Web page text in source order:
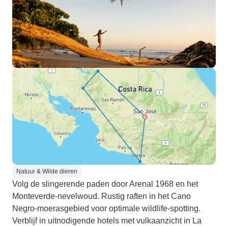
Natuur & Wilde dieren
Volg de slingerende paden door Arenal 1968 en het
Monteverde-nevelwoud. Rustig raften in het Cano
Negro-moerasgebied voor optimale wildlife-spotting.
Verblijf in uitnodigende hotels met vulkaanzicht in La